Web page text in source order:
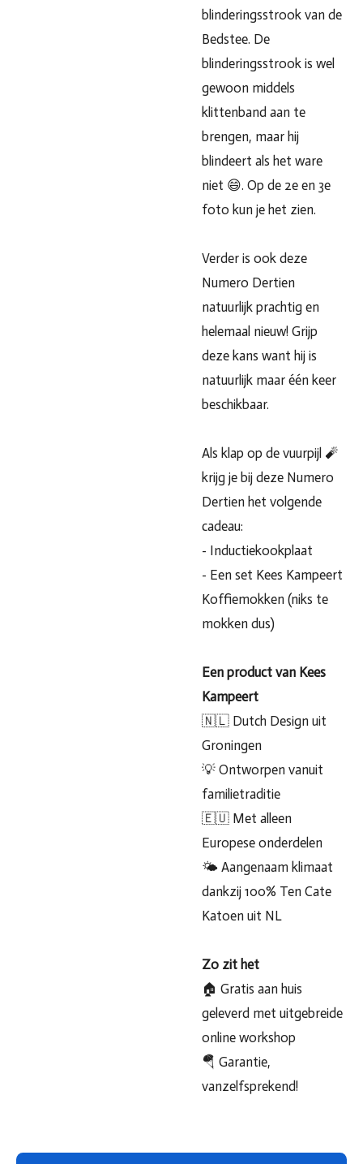
blinderingsstrook van de
Bedstee. De
blinderingsstrook is wel
gewoon middels
klittenband aan te
brengen, maar hij
blindeert als het ware
niet 😄. Op de 2e en 3e
foto kun je het zien.
Verder is ook deze
Numero Dertien
natuurlijk prachtig en
helemaal nieuw! Grijp
deze kans want hij is
natuurlijk maar één keer
beschikbaar.
Als klap op de vuurpijl 🧨
krijg je bij deze Numero
Dertien het volgende
cadeau:
- Inductiekookplaat
- Een set Kees Kampeert
Koffiemokken (niks te
mokken dus)
Een product van Kees
Kampeert
🇳🇱 Dutch Design uit
Groningen
💡 Ontworpen vanuit
familietraditie
🇪🇺 Met alleen
Europese onderdelen
🌤 Aangenaam klimaat
dankzij 100% Ten Cate
Katoen uit NL
Zo zit het
🏠 Gratis aan huis
geleverd met uitgebreide
online workshop
🪂 Garantie,
vanzelfsprekend!